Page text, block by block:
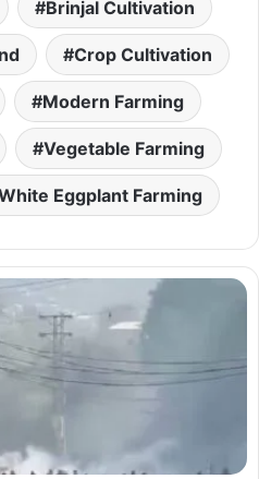
Brinjal Cultivation
Crop Cultivation
Modern Farming
Vegetable Farming
Eggplant Farming